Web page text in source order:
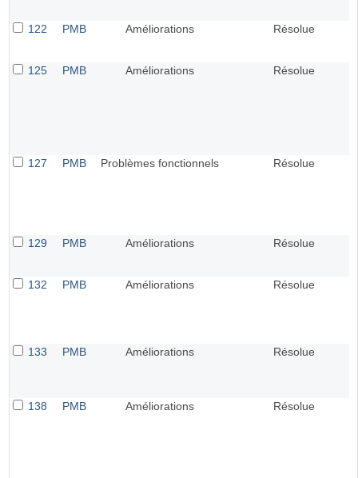
122 PMB Améliorations Résolue
125 PMB Améliorations Résolue
127 PMB Problèmes fonctionnels Résolue
129 PMB Améliorations Résolue
132 PMB Améliorations Résolue
133 PMB Améliorations Résolue
138 PMB Améliorations Résolue